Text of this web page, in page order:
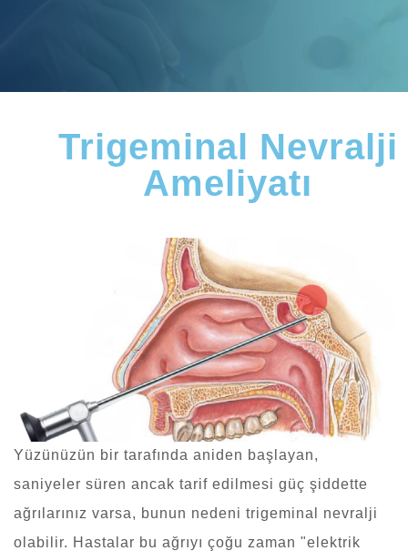
Trigeminal Nevralji
Ameliyatı
Yüzünüzün bir tarafında aniden başlayan,
saniyeler süren ancak tarif edilmesi güç şiddette
ağrılarınız varsa, bunun nedeni trigeminal nevralji
olabilir. Hastalar bu ağrıyı çoğu zaman "elektrik